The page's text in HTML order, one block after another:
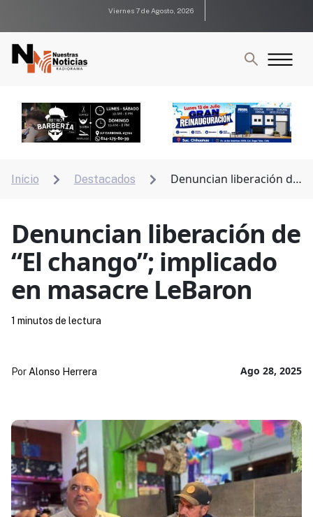
Viernes 7 de Agosto, 2026
Inicio  Destacados 
Denuncian liberación de
Denuncian liberación de
“El chango”; implicado
en masacre LeBaron
Ago 28, 2025
Por Alonso Herrera
1 minutos de lectura